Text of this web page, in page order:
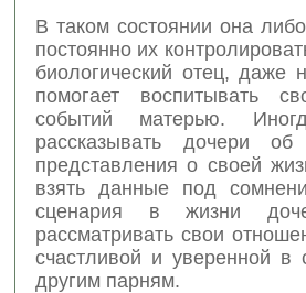
В таком состоянии она
постоянно их
биологический отец, даже
помогает воспитывать
событий матерью.
рассказывать дочери
представления о своей
взять данные под
сценария в жизни
рассматривать свои
счастливой и уверенной
другим парням.